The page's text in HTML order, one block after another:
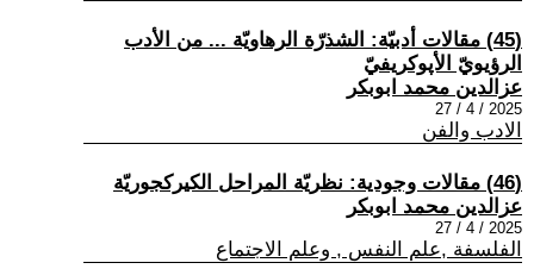
(45) مقالات أدبيّة: الشذرّة الرهاويّة ... من الأدب
الرؤيويّ الأپوكريفيّ
عزالدين محمد ابوبكر
2025 / 4 / 27
الادب والفن
(46) مقالات وجودية: نظريّة المراحل الكيركجوريّة
عزالدين محمد ابوبكر
2025 / 4 / 27
الفلسفة ,علم النفس , وعلم الاجتماع